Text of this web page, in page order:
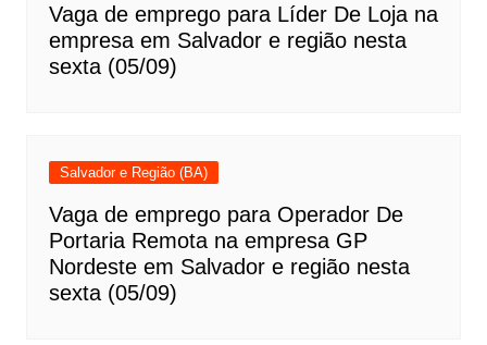
Vaga de emprego para Líder De Loja na
empresa em Salvador e região nesta
sexta (05/09)
Salvador e Região (BA)
Vaga de emprego para Operador De
Portaria Remota na empresa GP
Nordeste em Salvador e região nesta
sexta (05/09)